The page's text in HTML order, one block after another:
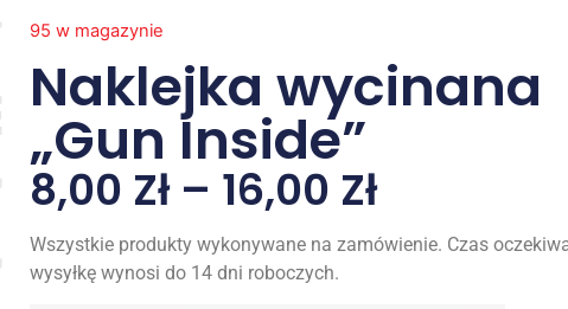
95 w magazynie
Naklejka wycinana
„Gun Inside”
8,00 Zł – 16,00 Zł
Wszystkie produkty wykonywane na zamówienie. Czas
wysyłkę wynosi do 14 dni roboczych.